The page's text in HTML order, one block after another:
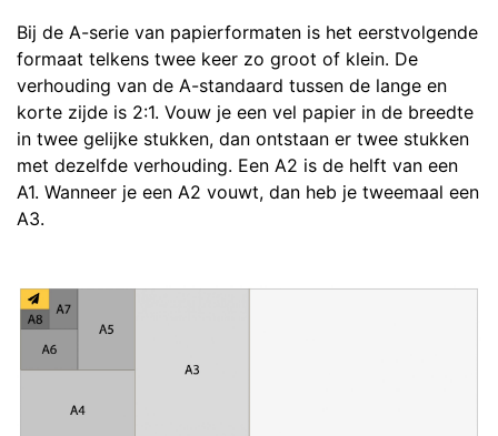
Bij de A-serie van papierformaten is het eerstvolgende
formaat telkens twee keer zo groot of klein. De
verhouding van de A-standaard tussen de lange en
korte zijde is 2:1. Vouw je een vel papier in de breedte
in twee gelijke stukken, dan ontstaan er twee stukken
met dezelfde verhouding. Een A2 is de helft van een
A1. Wanneer je een A2 vouwt, dan heb je tweemaal een
A3.